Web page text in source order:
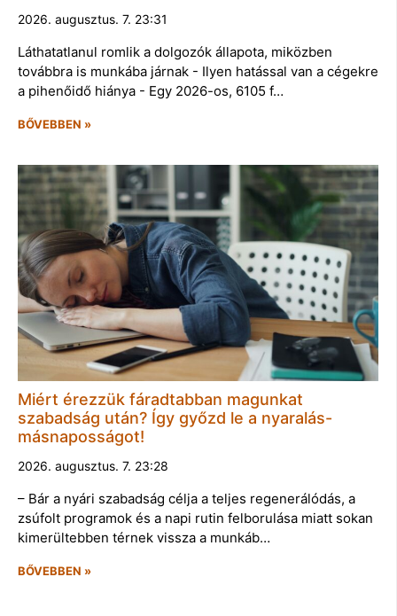
2026. augusztus. 7. 23:31
Láthatatlanul romlik a dolgozók állapota, miközben
továbbra is munkába járnak - Ilyen hatással van a cégekre
a pihenőidő hiánya - Egy 2026-os, 6105 f…
BŐVEBBEN »
Miért érezzük fáradtabban magunkat
szabadság után? Így győzd le a nyaralás-
másnaposságot!
2026. augusztus. 7. 23:28
– Bár a nyári szabadság célja a teljes regenerálódás, a
zsúfolt programok és a napi rutin felborulása miatt sokan
kimerültebben térnek vissza a munkáb…
BŐVEBBEN »